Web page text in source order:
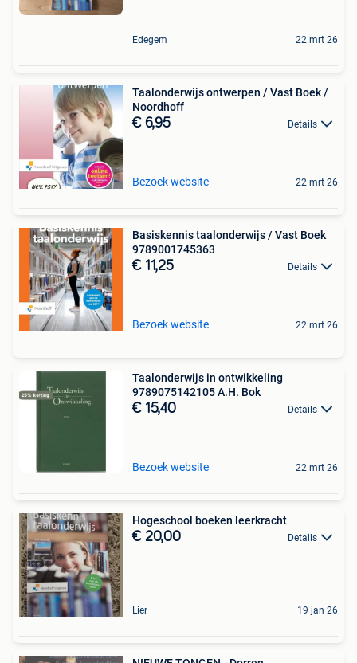
Edegem 22 mrt 26
Taalonderwijs ontwerpen / Vast Boek /
Noordhoff
€ 6,95 Details
Bezoek website 22 mrt 26
Basiskennis taalonderwijs / Vast Boek
9789001745363
€ 11,25 Details
Bezoek website 22 mrt 26
Taalonderwijs in ontwikkeling
9789075142105 A.H. Bok
€ 15,40 Details
Bezoek website 22 mrt 26
Hogeschool boeken leerkracht
€ 20,00 Details
Lier 19 jan 26